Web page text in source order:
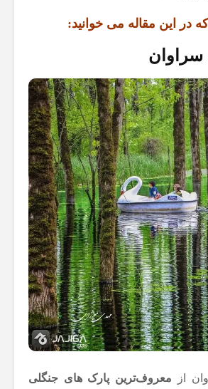
در این مقاله می خوانید:
سراوان
از معروف‌ترین پارک های جنگلی